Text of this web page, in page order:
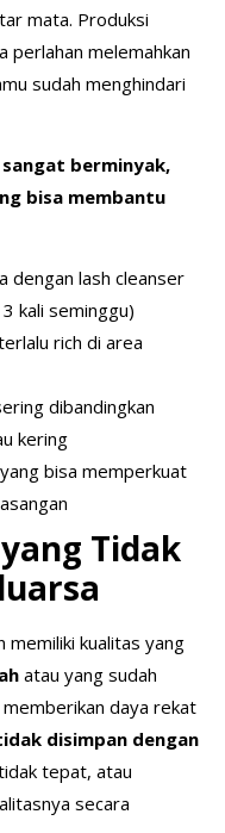
mata. Produksi
perlahan melemahkan
sudah menghindari
berminyak,
bisa membantu
dengan lash cleanser
kali seminggu)
rich di area
dibandingkan
kering
bisa memperkuat
Tidak
memiliki kualitas yang
atau yang sudah
daya rekat
disimpan dengan
tepat, atau
secara